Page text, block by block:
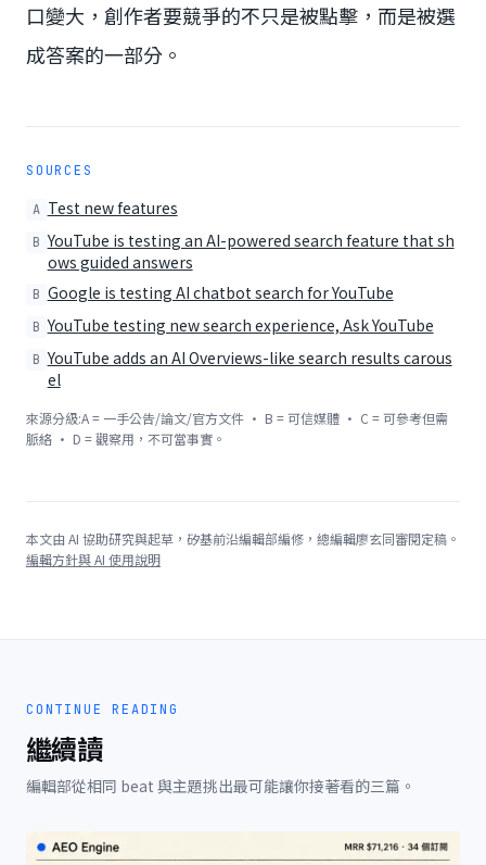
口變大，創作者要競爭的不只是被點擊，而是被選
成答案的一部分。
SOURCES
A Test new features
B YouTube is testing an AI-powered search feature that sh
ows guided answers
B Google is testing AI chatbot search for YouTube
B YouTube testing new search experience, Ask YouTube
B YouTube adds an AI Overviews-like search results carous
el
來源分級:A = 一手公告/論文/官方文件 · B = 可信媒體 · C = 可參考但需
脈絡 · D = 觀察用，不可當事實。
本文由 AI 協助研究與起草，矽基前沿編輯部編修，總編輯廖玄同審閱定稿。
編輯方針與 AI 使用說明
CONTINUE READING
繼續讀
編輯部從相同 beat 與主題挑出最可能讓你接著看的三篇。